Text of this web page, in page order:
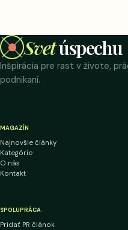
Svetúspechu
Inšpirácia pre rast v živote,
podnikaní.
MAGAZÍN
Najnovšie články
Kategórie
O nás
Kontakt
SPOLUPRÁCA
Pridať PR článok